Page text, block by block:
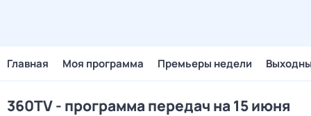
Главная Моя программа Премьеры недели
360TV - программа передач на 15 июня